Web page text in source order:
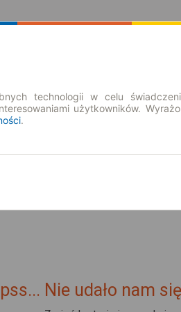
Nie udało nam
technologii w celu
użytkowników.
.